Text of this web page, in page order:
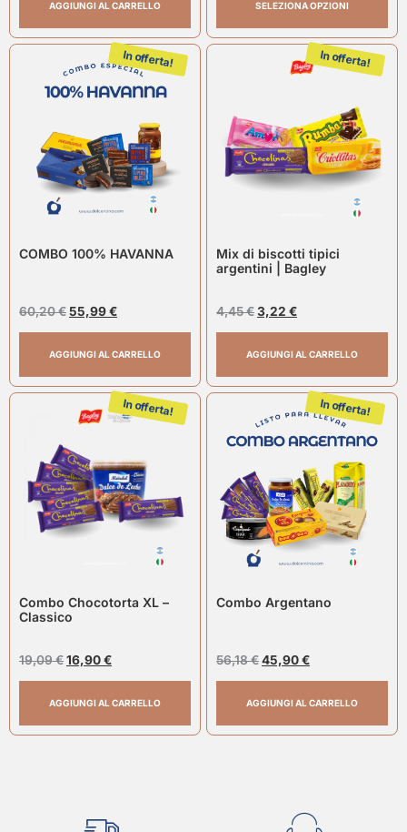
AGGIUNGI AL CARRELLO SELEZIONA OPZIONI
In offerta!
COMBO 100% HAVANNA
60,20€55,99€
AGGIUNGI AL CARRELLO
In offerta!
Mix di biscotti tipici
argentini | Bagley
4,45€3,22 €
AGGIUNGI AL CARRELLO
In offerta!
Combo Chocotorta XL –
Classico
19,09€16,90€
AGGIUNGI AL CARRELLO
In offerta!
Combo Argentano
56,18€45,90€
AGGIUNGI AL CARRELLO